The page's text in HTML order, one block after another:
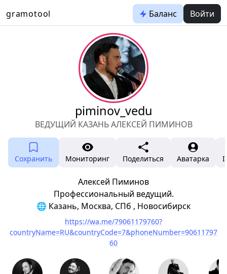
gramotool Баланс Войти
piminov_vedu
ВЕДУЩИЙ КАЗАНЬ АЛЕКСЕЙ ПИМИНОВ
Сохранить Мониторинг Поделиться Аватарка
Алексей Пиминов
Профессиональный ведущий.
🌐 Казань, Москва, СПб , Новосибирск
https://wa.me/79061179760?
countryName=RU&countryCode=7&phoneNumber=90611797
60